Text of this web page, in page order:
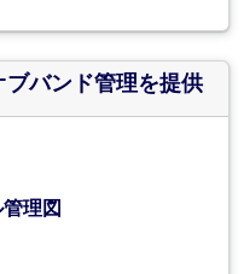
バンド管理を提供